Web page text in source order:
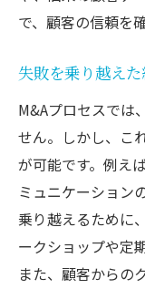
で、顧客の信頼を
失敗を乗り越え
M&Aプロセスでは
せん。しかし、こ
が可能です。例え
ミュニケーション
乗り越えるために
ークショップや定
また、顧客からの